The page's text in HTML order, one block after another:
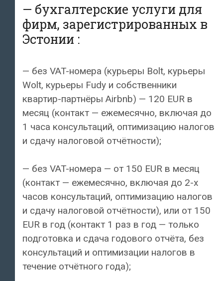
— бухгалтерские услуги для
фирм, зарегистрированных в
Эстонии :
— без VAT-номера (курьеры Bolt, курьеры
Wolt, курьеры Fudy и собственники
квартир-партнёры Airbnb) — 120 EUR в
месяц (контакт — ежемесячно, включая до
1 часа консультаций, оптимизацию налогов
и сдачу налоговой отчётности);
— без VAT-номера — от 150 EUR в месяц
(контакт — ежемесячно, включая до 2-х
часов консультаций, оптимизацию налогов
и сдачу налоговой отчётности), или от 150
EUR в год (контакт 1 раз в год — только
подготовка и сдача годового отчёта, без
консультаций и оптимизации налогов в
течение отчётного года);